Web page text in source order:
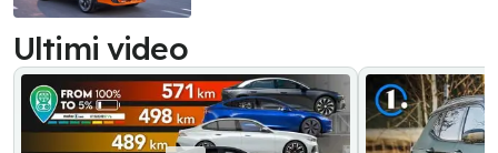
Ultimi video